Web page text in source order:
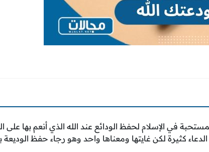
في الإسلام لحفظ الودائع عند الله الذي أنعم بها على
الدعاء كثيرة لكن غايتها ومعناها واحد وهو رجاء حفظ